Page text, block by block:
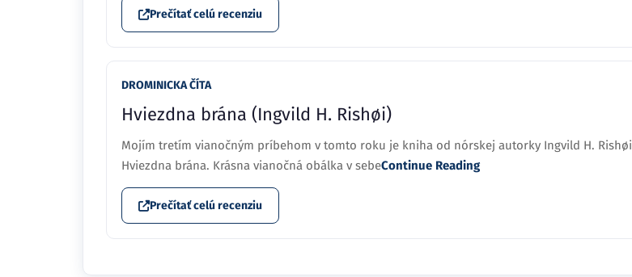
Prečítať celú recenziu
DROMINICKA ČÍTA
Hviezdna brána (Ingvild H. Rishøi)
Mojím tretím vianočným príbehom v tomto roku je kniha od nórskej autorky Ingvild H. Rishøi
Hviezdna brána. Krásna vianočná obálka v sebeContinue Reading
Prečítať celú recenziu